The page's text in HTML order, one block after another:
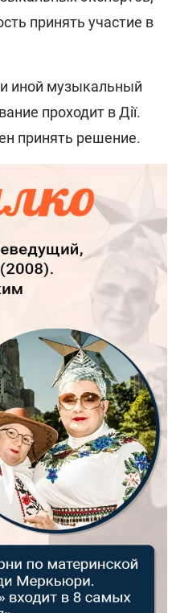
принять участие в
иной музыкальный
проходит в Дії.
принять решение.